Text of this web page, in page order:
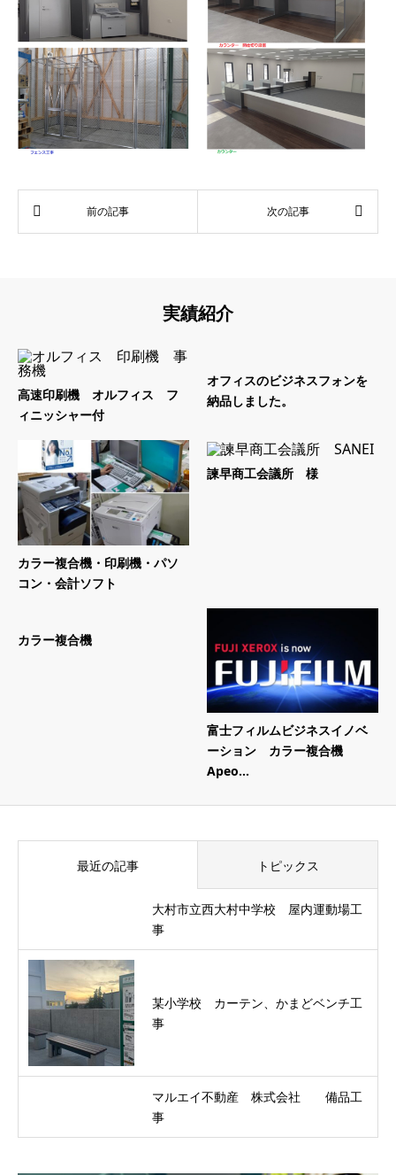
実績紹介
高速印刷機 オルフィス フ
ィニッシャー付
オフィスのビジネスフォンを
納品しました。
カラー複合機・印刷機・パソ
コン・会計ソフト
諫早商工会議所 様
カラー複合機
富士フィルムビジネスイノベ
ーション カラー複合機
Apeo...
最近の記事 トピックス
大村市立西大村中学校 屋内運動場工
事
某小学校 カーテン、かまどベンチ工
事
マルエイ不動産 株式会社 備品工
事